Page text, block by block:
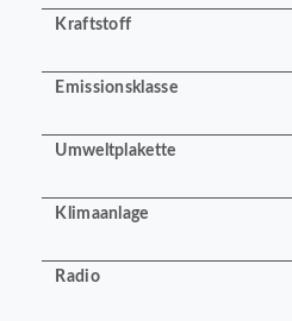
Kraftstoff
Emissionsklasse
Umweltplakette
Klimaanlage
Radio